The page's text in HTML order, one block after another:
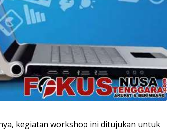
kegiatan workshop ini ditujukan untuk